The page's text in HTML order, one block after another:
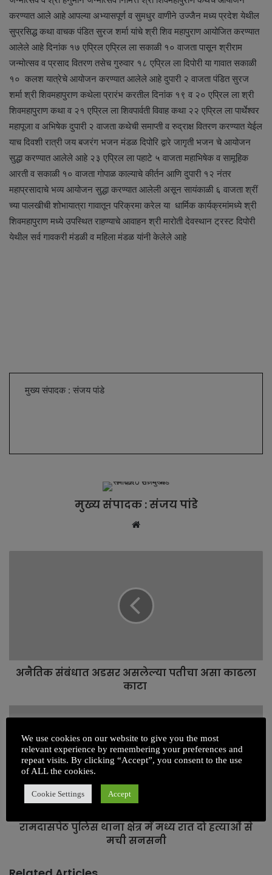
करण्यात आले आहे आपल्या अभ्यासपूर्ण व सुमधुर वाणीने उज्जैन मध्य प्रदेश येथील
सुप्रसिद्ध कथा वाचक पंडित सुरज शर्मा यांचे श्री शिव महापुराण आयोजित करण्यात
आलेले आहे दिनांक १७ एप्रिल एप्रिल ला सकाळी १० वाजता पासून श्रीराम
जन्मोत्सव व प्रसाद वितरण तसेच गुरुवार १८ एप्रिल ला दिपोरी या गावात सकाळी
१० कलश यात्रेचे आयोजन करण्यात आलेले आहे दुपारी २ वाजता पंडित सुरज
शर्मा श्री शिवमहापुराण कथेला प्रारंभ करतील दिनांक १९ व २० एप्रिल ला श्री
शिवमहापुराण कथा व २१ एप्रिल ला शिवपार्वती विवाह कथा २२ एप्रिल ला पार्थेश्वर
महापूजा व अभिषेक दुपारी २ वाजता कथेची समाप्ती व रुद्राक्ष वितरण करण्यात येईल
याच दिवशी रात्री जय बजरंग भजन मंडळ दिपोरि द्वारे जागृती भजन चे आयोजन
सुद्धा करण्यात आलेले आहे २३ एप्रिल ला पहाटे ५ वाजता महाभिषेक व सामूहिक
आरती व सकाळी १० वाजता गोपाळ काल्याचे कीर्तन आणि दुपारी १२ नंतर
महाप्रसादाचे भव्य आयोजन सुद्धा करण्यात आलेली असून सायंकाळी ६ वाजता श्रीं
च्या पालखीची शोभायात्रा गावातून परिक्रमा करेल या धार्मिक कार्यक्रमांमध्ये श्री
शिवमहापुराण मध्ये उपस्थित राहण्याचे आवाहन श्री मारोती देवस्थान ट्रस्ट दिपोरी
येथील सर्व गावकरी मंडळी व महिला मंडळ यांनी केलेले आहे
मुख्य संपादक : संजय पांडे
मुख्य संपादक : संजय पांडे
b
t
अनैतिक संबंधात अडसर असलेल्या पतीचा असा काढला
काटा
रामदासपेठ पुलिस थाना क्षेत्र में मध्य रात दो हत्याओं से
मची सनसनी
We use cookies on our website to give you the most
relevant experience by remembering your preferences and
repeat visits. By clicking “Accept”, you consent to the use
of ALL the cookies.
Cookie Settings Accept